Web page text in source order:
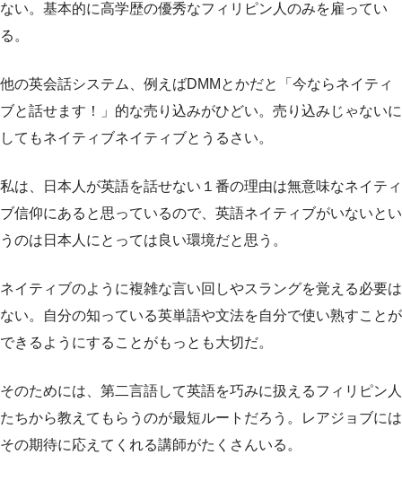
ない。基本的に高学歴の優秀なフィリピン人のみを雇ってい
る。
他の英会話システム、例えばDMMとかだと「今ならネイティ
ブと話せます！」的な売り込みがひどい。売り込みじゃないに
してもネイティブネイティブとうるさい。
私は、日本人が英語を話せない１番の理由は無意味なネイティ
ブ信仰にあると思っているので、英語ネイティブがいないとい
うのは日本人にとっては良い環境だと思う。
ネイティブのように複雑な言い回しやスラングを覚える必要は
ない。自分の知っている英単語や文法を自分で使い熟すことが
できるようにすることがもっとも大切だ。
そのためには、第二言語して英語を巧みに扱えるフィリピン人
たちから教えてもらうのが最短ルートだろう。レアジョブには
その期待に応えてくれる講師がたくさんいる。